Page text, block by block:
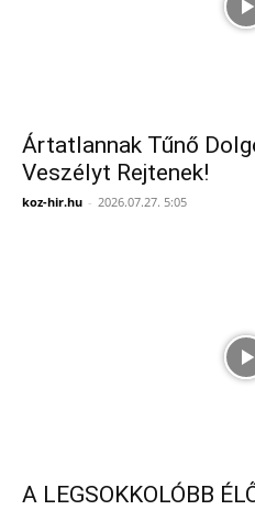
Ártatlannak Tűnő
Veszélyt Rejtenek!
koz-hir.hu - 2026.07.27. 5:05
A LEGSOKKOLÓBB